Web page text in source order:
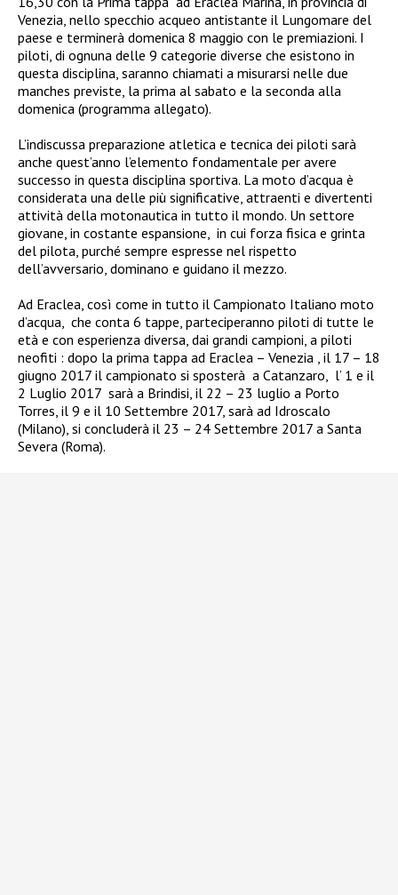
Venezia, nello specchio acqueo antistante il Lungomare del
paese e terminerà domenica 8 maggio con le premiazioni. I
piloti, di ognuna delle 9 categorie diverse che esistono in
questa disciplina, saranno chiamati a misurarsi nelle due
manches previste, la prima al sabato e la seconda alla
domenica (programma allegato).
L’indiscussa preparazione atletica e tecnica dei piloti sarà
anche quest’anno l’elemento fondamentale per avere
successo in questa disciplina sportiva. La moto d’acqua è
considerata una delle più significative, attraenti e divertenti
attività della motonautica in tutto il mondo. Un settore
giovane, in costante espansione, in cui forza fisica e grinta
del pilota, purché sempre espresse nel rispetto
dell’avversario, dominano e guidano il mezzo.
Ad Eraclea, così come in tutto il Campionato Italiano moto
d’acqua, che conta 6 tappe, parteciperanno piloti di tutte le
età e con esperienza diversa, dai grandi campioni, a piloti
neofiti : dopo la prima tappa ad Eraclea – Venezia , il 17 – 18
giugno 2017 il campionato si sposterà a Catanzaro, l’ 1 e il
2 Luglio 2017 sarà a Brindisi, il 22 – 23 luglio a Porto
Torres, il 9 e il 10 Settembre 2017, sarà ad Idroscalo
(Milano), si concluderà il 23 – 24 Settembre 2017 a Santa
Severa (Roma).